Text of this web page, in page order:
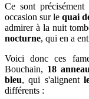
Ce sont précisément
occasion sur lequai
admirer à la nuit
nocturne, qui en a
Voici donc ces
Bouchain, 18
bleu, qui s'alignent
différents :